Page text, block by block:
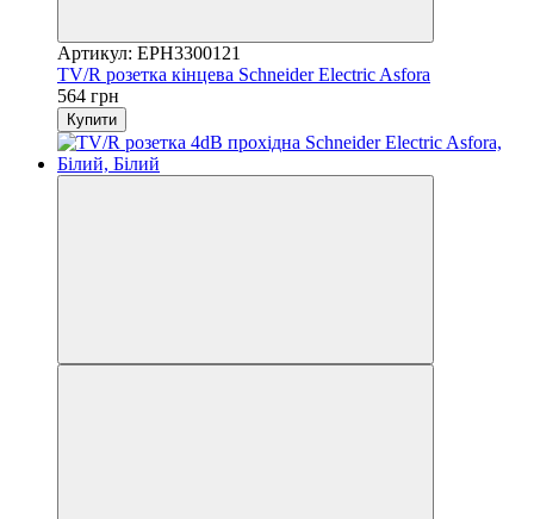
Артикул: EPH3300121
TV/R розетка кінцева Schneider Electric Asfora
564 грн
Купити